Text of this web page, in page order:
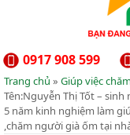
0917 908 599
Trang chủ » Giúp việc
Tên:Nguyễn Thị Tốt – sinh
5 năm kinh nghiệm làm
,chăm người già ốm tại